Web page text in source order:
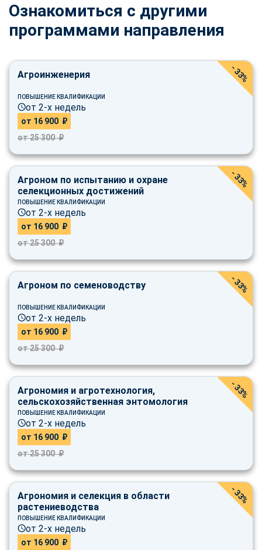
Ознакомиться с другими
программами направления
Агроинженерия
ПОВЫШЕНИЕ КВАЛИФИКАЦИИ
от 2-х недель
от 16 900 ₽
от 25 300 ₽
- 33%
Агроном по испытанию и охране
селекционных достижений
ПОВЫШЕНИЕ КВАЛИФИКАЦИИ
от 2-х недель
от 16 900 ₽
от 25 300 ₽
- 33%
Агроном по семеноводству
ПОВЫШЕНИЕ КВАЛИФИКАЦИИ
от 2-х недель
от 16 900 ₽
от 25 300 ₽
- 33%
Агрономия и агротехнология,
сельскохозяйственная энтомология
ПОВЫШЕНИЕ КВАЛИФИКАЦИИ
от 2-х недель
от 16 900 ₽
от 25 300 ₽
- 33%
Агрономия и селекция в области
растениеводства
ПОВЫШЕНИЕ КВАЛИФИКАЦИИ
от 2-х недель
от 16 900 ₽
- 33%